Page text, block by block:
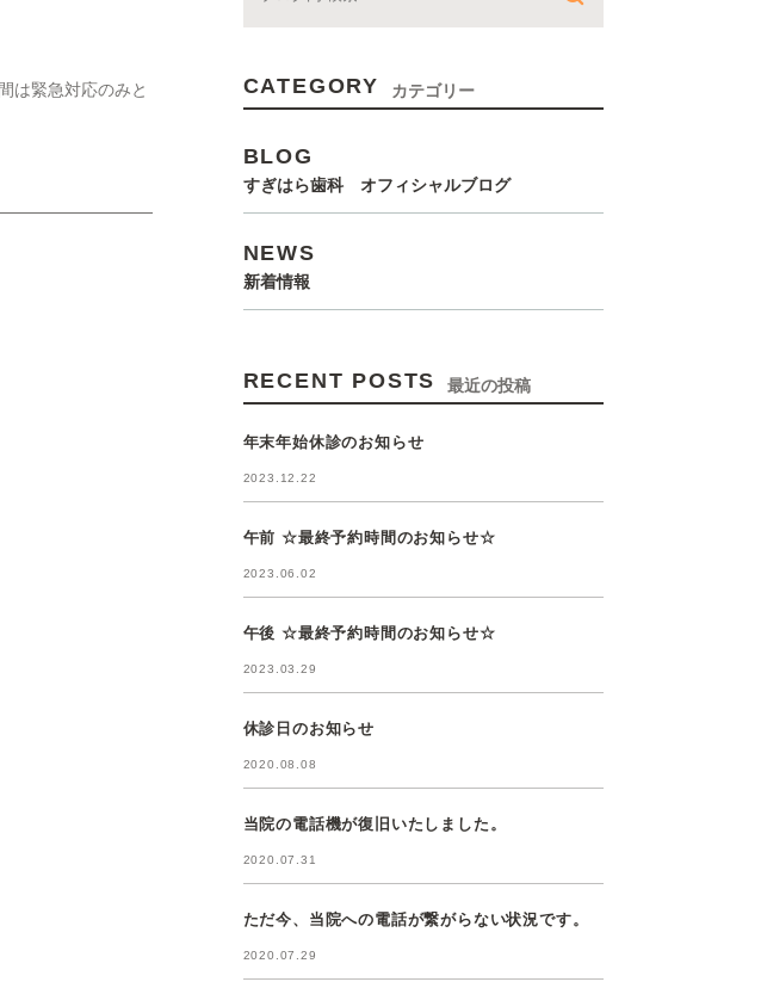
は緊急対応のみと
CATEGORY カテゴリー
BLOG
すぎはら歯科 オフィシャルブログ
NEWS
新着情報
RECENT POSTS 最近の投稿
年末年始休診のお知らせ
2023.12.22
午前 ☆最終予約時間のお知らせ☆
2023.06.02
午後 ☆最終予約時間のお知らせ☆
2023.03.29
休診日のお知らせ
2020.08.08
当院の電話機が復旧いたしました。
2020.07.31
ただ今、当院への電話が繋がらない状況です。
2020.07.29